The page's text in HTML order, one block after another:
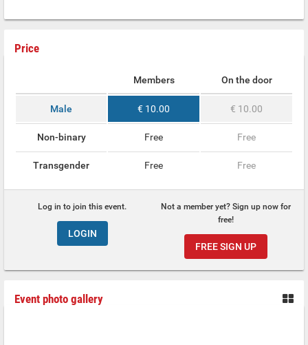
Price
Members On the door
Male € 10.00 € 10.00
Non-binary Free Free
Transgender Free Free
Log in to join this event.
LOGIN
Not a member yet? Sign up now for
free!
FREE SIGN UP
Event photo gallery